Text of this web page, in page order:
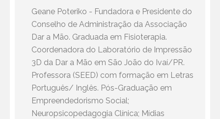
Geane Poteriko - Fundadora e Presidente do
Conselho de Administração da Associação
Dar a Mão. Graduada em Fisioterapia.
Coordenadora do Laboratório de Impressão
3D da Dar a Mão em São João do Ivaí/PR.
Professora (SEED) com formação em Letras
Português/ Inglês. Pós-Graduação em
Empreendedorismo Social;
Neuropsicopedagogia Clínica; Mídias